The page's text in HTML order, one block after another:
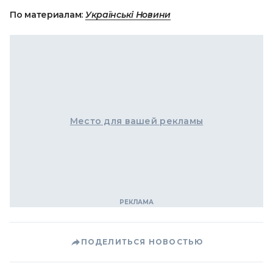
По материалам: Українські Новини
Место для вашей рекламы
ПОДЕЛИТЬСЯ НОВОСТЬЮ